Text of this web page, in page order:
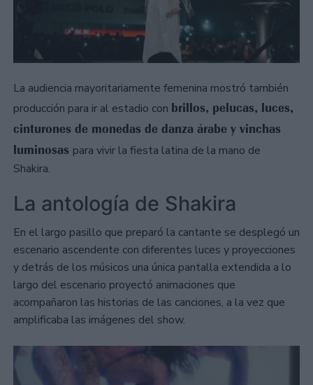
La audiencia mayoritariamente femenina mostró también
producción para ir al estadio con brillos, pelucas, luces,
cinturones de monedas de danza árabe y vinchas
luminosas para vivir la fiesta latina de la mano de
Shakira.
La antología de Shakira
En el largo pasillo que preparó la cantante se desplegó un
escenario ascendente con diferentes luces y proyecciones
y detrás de los músicos una única pantalla extendida a lo
largo del escenario proyectó animaciones que
acompañaron las historias de las canciones, a la vez que
amplificaba las imágenes del show.